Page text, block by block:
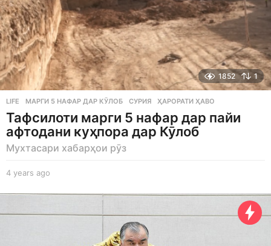
1852 1
LIFE МАРГИ 5 НАФАР ДАР КӮЛОБ ,СУРИЯ ,ҲАРОРАТИ ҲАВО
Тафсилоти марги 5 нафар дар пайи
афтодани куҳпора дар Кӯлоб
Мухтасари хабарҳои рӯз
4 years ago
e